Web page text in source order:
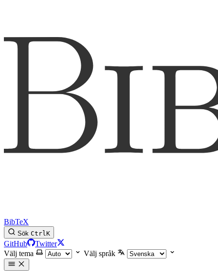
BibTeX
Sök CtrlK
GitHub
Twitter
Välj tema
Välj språk